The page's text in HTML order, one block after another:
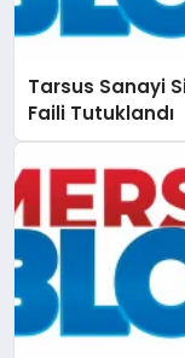
Tarsus Sanayi
Faili Tutuklandı